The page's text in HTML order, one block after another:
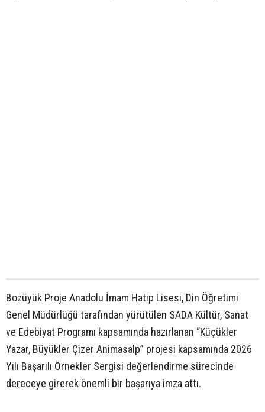
Bozüyük Proje Anadolu İmam Hatip Lisesi, Din Öğretimi
Genel Müdürlüğü tarafından yürütülen SADA Kültür, Sanat
ve Edebiyat Programı kapsamında hazırlanan “Küçükler
Yazar, Büyükler Çizer Animasalp” projesi kapsamında 2026
Yılı Başarılı Örnekler Sergisi değerlendirme sürecinde
dereceye girerek önemli bir başarıya imza attı.